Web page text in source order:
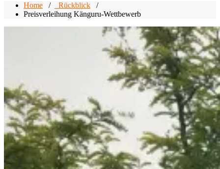
Home / _Rückblick /
Preisverleihung Känguru-Wettbewerb